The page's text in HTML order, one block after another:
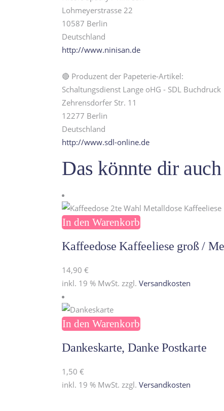
Lohmeyerstrasse 22
10587 Berlin
Deutschland
http://www.ninisan.de
🔴 Produzent der Papeterie-Artikel:
Schaltungsdienst Lange oHG - SDL Buchdruck
Zehrensdorfer Str. 11
12277 Berlin
Deutschland
http://www.sdl-online.de
Das könnte dir
In den Warenkorb
Kaffeedose Kaffeeliese groß /
14,90 €
inkl. 19 % MwSt. zzgl. Versandkosten
In den Warenkorb
Dankeskarte, Danke Postkarte
1,50 €
inkl. 19 % MwSt. zzgl. Versandkosten